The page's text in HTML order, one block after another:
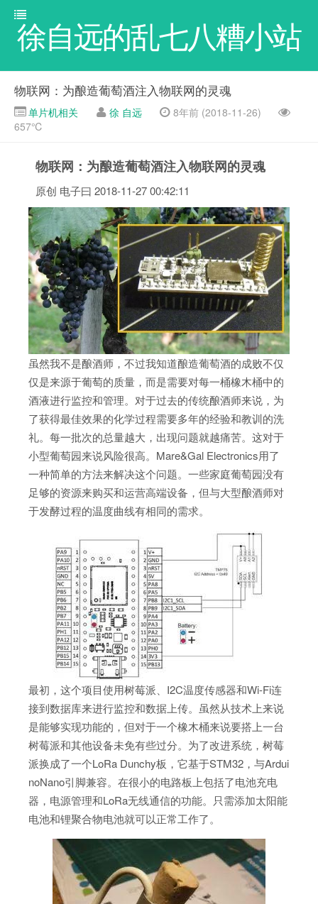
徐自远的乱七八糟小站
物联网：为酿造葡萄酒注入物联网的灵魂
单片机相关 徐 自远
8年前 (2018-11-26)
657℃
物联网：为酿造葡萄酒注入物联网的灵魂
原创 电子曰 2018-11-27 00:42:11
虽然我不是酿酒师，不过我知道酿造葡萄酒的成败不仅
仅是来源于葡萄的质量，而是需要对每一桶橡木桶中的
酒液进行监控和管理。对于过去的传统酿酒师来说，为
了获得最佳效果的化学过程需要多年的经验和教训的洗
礼。每一批次的总量越大，出现问题就越痛苦。这对于
小型葡萄园来说风险很高。Mare&Gal Electronics用了
一种简单的方法来解决这个问题。一些家庭葡萄园没有
足够的资源来购买和运营高端设备，但与大型酿酒师对
于发酵过程的温度曲线有相同的需求。
最初，这个项目使用树莓派、I2C温度传感器和Wi-Fi连
接到数据库来进行监控和数据上传。虽然从技术上来说
是能够实现功能的，但对于一个橡木桶来说要搭上一台
树莓派和其他设备未免有些过分。为了改进系统，树莓
派换成了一个LoRa Dunchy板，它基于STM32，与Ardui
noNano引脚兼容。在很小的电路板上包括了电池充电
器，电源管理和LoRa无线通信的功能。只需添加太阳能
电池和锂聚合物电池就可以正常工作了。